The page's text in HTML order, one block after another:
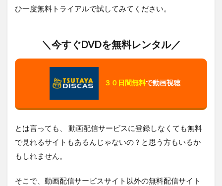
ひ一度無料トライアルで試してみてください。
＼今すぐDVDを無料レンタル／
３０日間無料で動画視聴
とは言っても、 動画配信サービスに登録しなくても無料
で見れるサイトもあるんじゃないの？と思う方もいるか
もしれません。
そこで、動画配信サービスサイト以外の無料配信サイト